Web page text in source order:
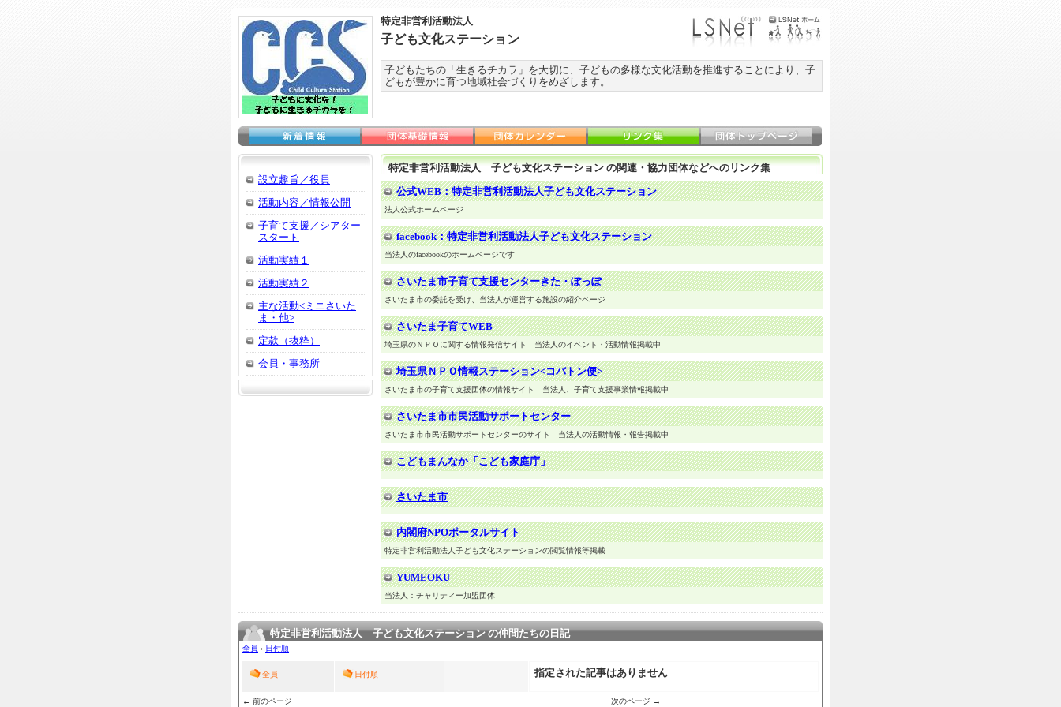
特定非営利活動法人
子ども文化ステーション
子どもたちの「生きるチカラ」を大切に、子どもの多様な文化活動を推進することにより、子
どもが豊かに育つ地域社会づくりをめざします。
設立趣旨／役員
活動内容／情報公開
子育て支援／シアター
スタート
活動実績１
活動実績２
主な活動<ミニさいた
ま・他>
定款（抜粋）
会員・事務所
特定非営利活動法人 子ども文化ステーション の関連・協力団体などへのリンク集
公式WEB：特定非営利活動法人子ども文化ステーション
法人公式ホームページ
facebook：特定非営利活動法人子ども文化ステーション
当法人のfacebookのホームページです
さいたま市子育て支援センターきた・ぽっぽ
さいたま市の委託を受け、当法人が運営する施設の紹介ページ
さいたま子育てWEB
埼玉県のＮＰＯに関する情報発信サイト 当法人のイベント・活動情報掲載中
埼玉県ＮＰＯ情報ステーション<コバトン便>
さいたま市の子育て支援団体の情報サイト 当法人、子育て支援事業情報掲載中
さいたま市市民活動サポートセンター
さいたま市市民活動サポートセンターのサイト 当法人の活動情報・報告掲載中
こどもまんなか「こども家庭庁」
さいたま市
内閣府NPOポータルサイト
特定非営利活動法人子ども文化ステーションの閲覧情報等掲載
YUMEOKU
当法人：チャリティー加盟団体
特定非営利活動法人 子ども文化ステーション の仲間たちの日記
全員 › 日付順
全員 日付順 指定された記事はありません
← 前のページ 次のページ →